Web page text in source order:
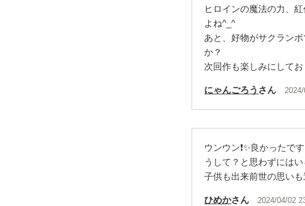
ヒロインの魔法の力、
よね^_^
あと、好物がサクラン
か？
次回作も楽しみにして
にゃんごろう さん
ウンウン❗✨良かった
うして？と思わずには
子供も出来前世の思い
ひめかさん 2024/04/02